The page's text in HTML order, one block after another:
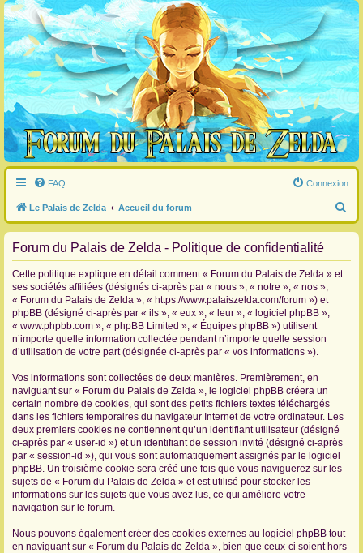
FAQ Connexion
Le Palais de Zelda Accueil du forum
e
Forum du Palais de Zelda - Politique de confidentialité
Cette politique explique en détail comment « Forum du Palais de Zelda » et
ses sociétés affiliées (désignés ci-après par « nous », « notre », « nos »,
« Forum du Palais de Zelda », « https://www.palaiszelda.com/forum ») et
phpBB (désigné ci-après par « ils », « eux », « leur », « logiciel phpBB »,
« www.phpbb.com », « phpBB Limited », « Équipes phpBB ») utilisent
n’importe quelle information collectée pendant n’importe quelle session
d’utilisation de votre part (désignée ci-après par « vos informations »).
Vos informations sont collectées de deux manières. Premièrement, en
naviguant sur « Forum du Palais de Zelda », le logiciel phpBB créera un
certain nombre de cookies, qui sont des petits fichiers textes téléchargés
dans les fichiers temporaires du navigateur Internet de votre ordinateur. Les
deux premiers cookies ne contiennent qu’un identifiant utilisateur (désigné
ci-après par « user-id ») et un identifiant de session invité (désigné ci-après
par « session-id »), qui vous sont automatiquement assignés par le logiciel
phpBB. Un troisième cookie sera créé une fois que vous naviguerez sur les
sujets de « Forum du Palais de Zelda » et est utilisé pour stocker les
informations sur les sujets que vous avez lus, ce qui améliore votre
navigation sur le forum.
Nous pouvons également créer des cookies externes au logiciel phpBB tout
en naviguant sur « Forum du Palais de Zelda », bien que ceux-ci soient hors